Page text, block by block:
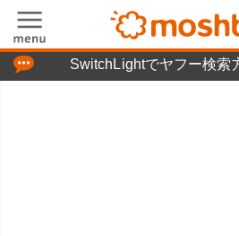
SwitchLightでヤフー検索
「つぶやき」の使い方